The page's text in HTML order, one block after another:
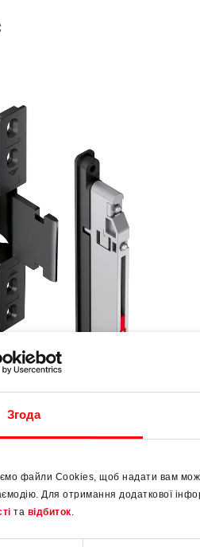
Згода
файли Cookies, щоб надати вам
Для отримання додаткової
та відбиток
for inward opening doors